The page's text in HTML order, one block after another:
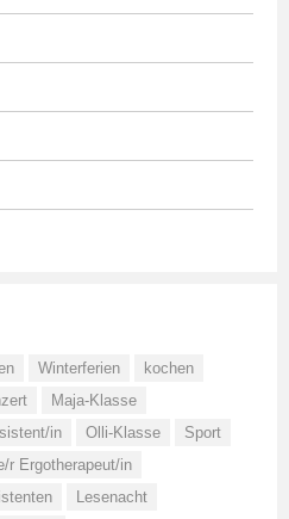
Winterferien
kochen
Maja-Klasse
in
Olli-Klasse
Sport
r Ergotherapeut/in
Lesenacht